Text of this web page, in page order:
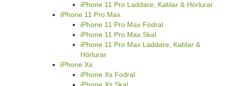
iPhone 11 Pro Laddare, Kablar & Hörlurar
iPhone 11 Pro Max
iPhone 11 Pro Max Fodral
iPhone 11 Pro Max Skal
iPhone 11 Pro Max Laddare, Kablar &
Hörlurar
iPhone Xs
iPhone Xs Fodral